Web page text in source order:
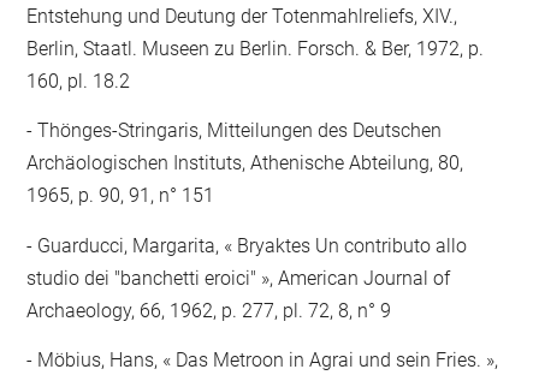
Entstehung und Deutung der Totenmahlreliefs, XIV.,
Berlin, Staatl. Museen zu Berlin. Forsch. & Ber, 1972, p.
160, pl. 18.2
Thönges-Stringaris, Mitteilungen des Deutschen
Archäologischen Instituts, Athenische Abteilung, 80,
1965, p. 90, 91, n° 151
Guarducci, Margarita, « Bryaktes Un contributo allo
studio dei "banchetti eroici" », American Journal of
Archaeology, 66, 1962, p. 277, pl. 72, 8, n° 9
Möbius, Hans, « Das Metroon in Agrai und sein Fries. »,